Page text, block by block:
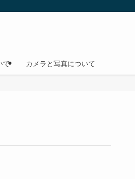
て カメラと写真について